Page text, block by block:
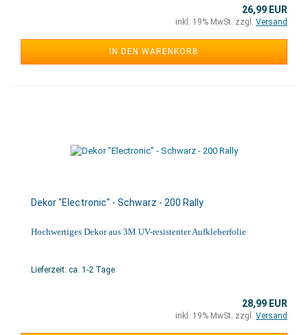
26,99 EUR
inkl. 19% MwSt. zzgl. Versand
IN DEN WARENKORB
Dekor "Electronic" - Schwarz - 200 Rally
Hochwertiges Dekor aus 3M UV-resistenter Aufkleberfolie
Lieferzeit: ca. 1-2 Tage
28,99 EUR
inkl. 19% MwSt. zzgl. Versand